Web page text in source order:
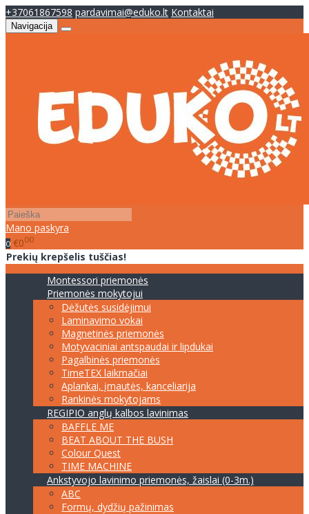
+37061867598 pardavimai@eduko.lt Kontaktai
Navigacija
Mano paskyra
0 €000
Prekių krepšelis tuščias!
Montessori priemonės
Priemonės mokytojui
Dėžutės susidėjimui
Laminavimo vokai
Magnetinės priemonės
Motyvaciniai antspaudai ir lipdukai
Pagalbinės priemonės
TimeTEX laikmačiai
Aplankai, įmautės, kanceliarija
Rankinės mokytojams
REGIPIO anglų kalbos lavinimas
BAFFLE ME
BEAT ABOUT THE BUSH
Colour Quest
TIME MACHINE
Ankstyvojo lavinimo priemonės, žaislai (0-3m.)
ABC
Formų, dydžių pažinimas